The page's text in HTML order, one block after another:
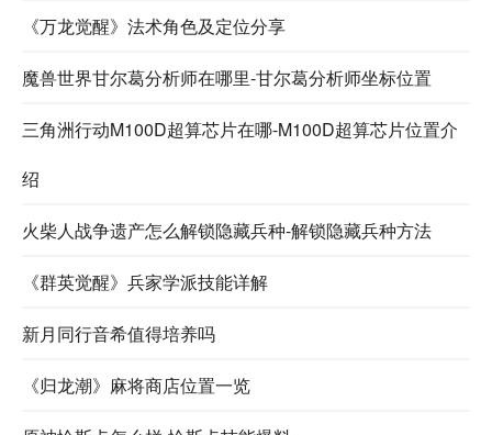
《万龙觉醒》法术角色及定位分享
魔兽世界甘尔葛分析师在哪里-甘尔葛分析师坐标位置
三角洲行动M100D超算芯片在哪-M100D超算芯片位置介
绍
火柴人战争遗产怎么解锁隐藏兵种-解锁隐藏兵种方法
《群英觉醒》兵家学派技能详解
新月同行音希值得培养吗
《归龙潮》麻将商店位置一览